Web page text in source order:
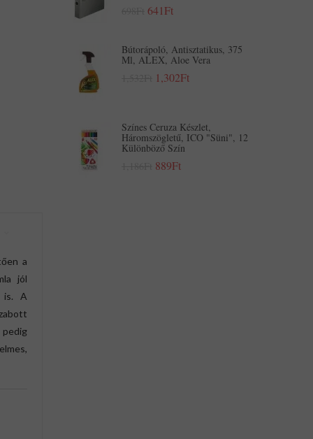
a
jól
is. A
641Ft
Bútorápoló, Antisztatikus, 375
Ml, ALEX, Aloe Vera
1,302Ft
Színes Ceruza Készlet,
Háromszögletű, ICO "Süni", 12
Különböző Szín
889Ft